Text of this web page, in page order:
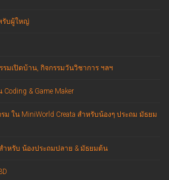
รับผู้ใหญ่
มเปิดบ้าน, กิจกรรมวันวิชาการ ฯลฯ
& Game Maker
ม ใน MiniWorld Creata สำหรับน้องๆ ประถม มัธยม
สำหรับ น้องประถมปลาย & มัธยมต้น